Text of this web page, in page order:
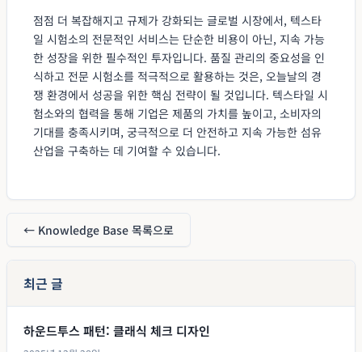
점점 더 복잡해지고 규제가 강화되는 글로벌 시장에서, 텍스타
일 시험소의 전문적인 서비스는 단순한 비용이 아닌, 지속 가능
한 성장을 위한 필수적인 투자입니다. 품질 관리의 중요성을 인
식하고 전문 시험소를 적극적으로 활용하는 것은, 오늘날의 경
쟁 환경에서 성공을 위한 핵심 전략이 될 것입니다. 텍스타일 시
험소와의 협력을 통해 기업은 제품의 가치를 높이고, 소비자의
기대를 충족시키며, 궁극적으로 더 안전하고 지속 가능한 섬유
산업을 구축하는 데 기여할 수 있습니다.
← Knowledge Base 목록으로
최근 글
하운드투스 패턴: 클래식 체크 디자인